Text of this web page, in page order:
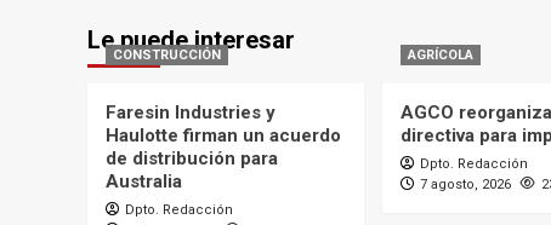
Le puede interesar
CONSTRUCCIÓN
Faresin Industries y
Haulotte firman un acuerdo
de distribución para
Australia
Dpto. Redacción
AGRÍCOLA
AGCO
directiva para
Dpto. Redacción
7 agosto, 2026